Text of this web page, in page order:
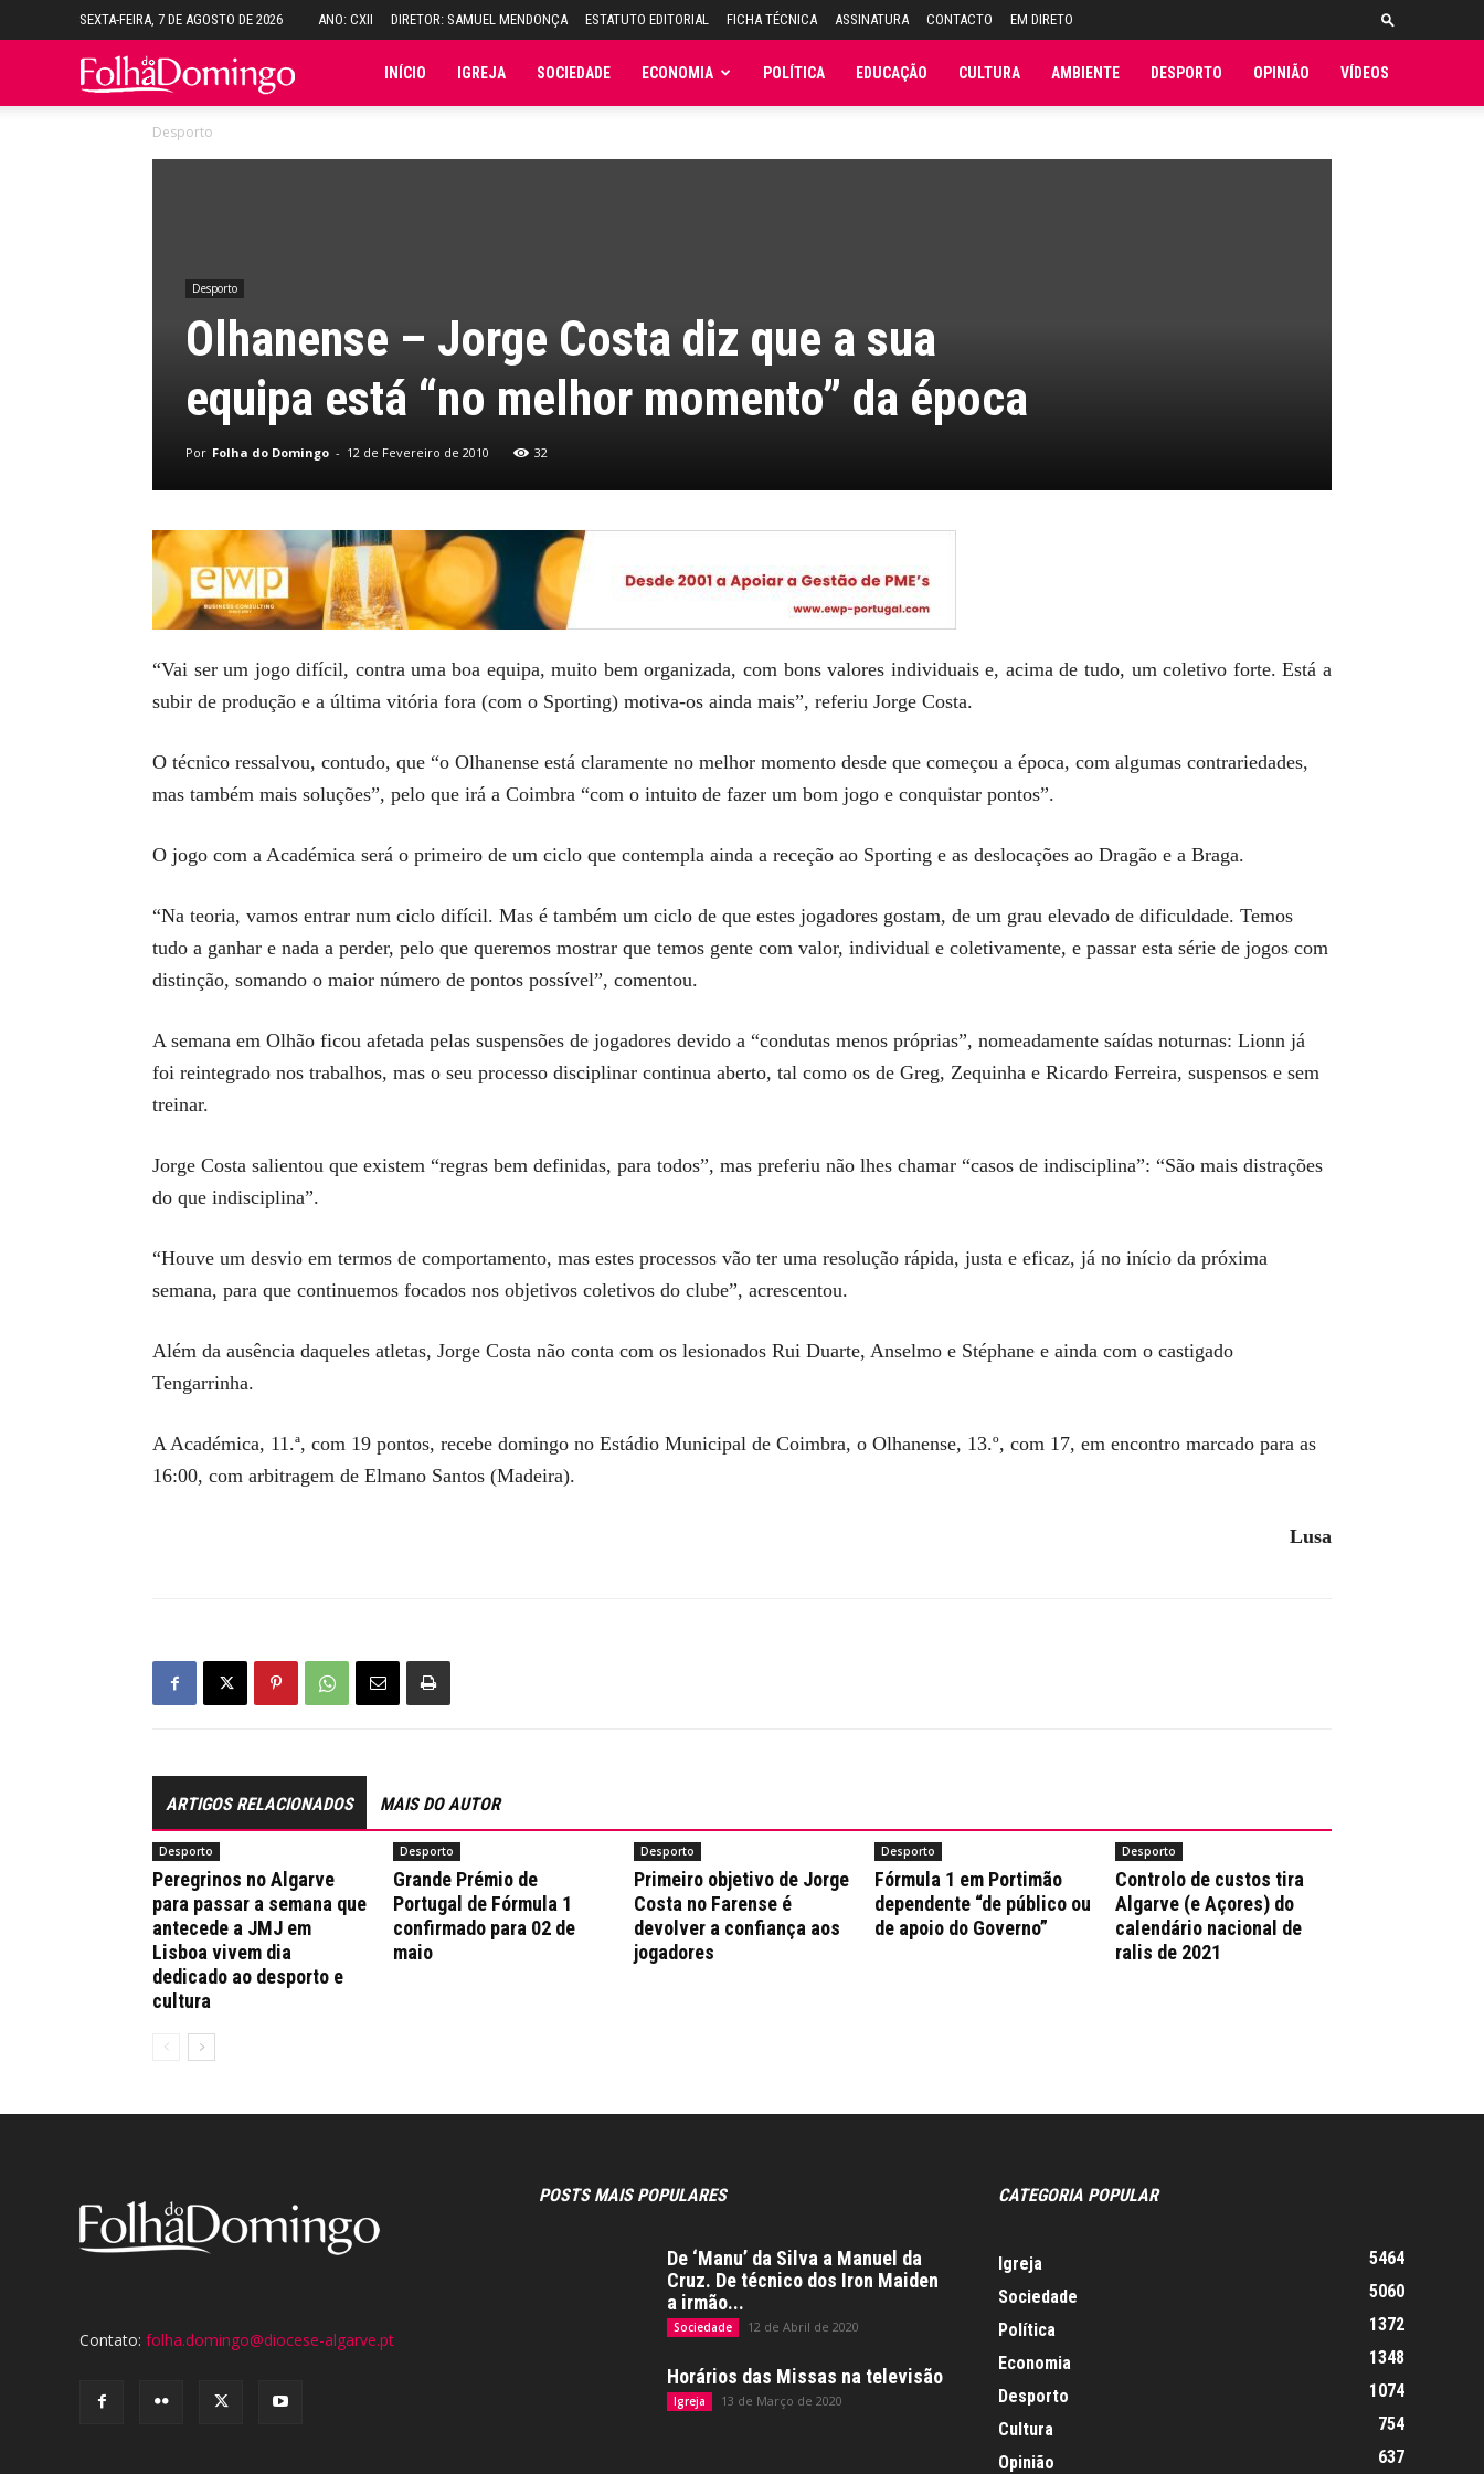
SEXTA-FEIRA, 7 DE AGOSTO DE 2026 ANO: CXII DIRETOR: SAMUEL MENDONÇA ESTATUTO EDITORIAL FICHA TÉCNICA ASSINATURA CONTACTO EM DIRETO
Folha INÍCIO IGREJA SOCIEDADE ECONOMIA POLÍTICA EDUCAÇÃO CULTURA AMBIENTE DESPORTO OPINIÃO VÍDEOS
Desporto
Desporto
Olhanense – Jorge Costa diz que a sua
equipa está “no melhor momento” da época
Por Folha do Domingo - 12 de Fevereiro de 2010 32
“Vai ser um jogo difícil, contra uma boa equipa, muito bem organizada, com bons valores individuais e, acima de tudo, um coletivo forte. Está a
subir de produção e a última vitória fora (com o Sporting) motiva-os ainda mais”, referiu Jorge Costa.
O técnico ressalvou, contudo, que “o Olhanense está claramente no melhor momento desde que começou a época, com algumas contrariedades,
mas também mais soluções”, pelo que irá a Coimbra “com o intuito de fazer um bom jogo e conquistar pontos”.
O jogo com a Académica será o primeiro de um ciclo que contempla ainda a receção ao Sporting e as deslocações ao Dragão e a Braga.
“Na teoria, vamos entrar num ciclo difícil. Mas é também um ciclo de que estes jogadores gostam, de um grau elevado de dificuldade. Temos
tudo a ganhar e nada a perder, pelo que queremos mostrar que temos gente com valor, individual e coletivamente, e passar esta série de jogos com
distinção, somando o maior número de pontos possível”, comentou.
A semana em Olhão ficou afetada pelas suspensões de jogadores devido a “condutas menos próprias”, nomeadamente saídas noturnas: Lionn já
foi reintegrado nos trabalhos, mas o seu processo disciplinar continua aberto, tal como os de Greg, Zequinha e Ricardo Ferreira, suspensos e sem
treinar.
Jorge Costa salientou que existem “regras bem definidas, para todos”, mas preferiu não lhes chamar “casos de indisciplina”: “São mais distrações
do que indisciplina”.
“Houve um desvio em termos de comportamento, mas estes processos vão ter uma resolução rápida, justa e eficaz, já no início da próxima
semana, para que continuemos focados nos objetivos coletivos do clube”, acrescentou.
Além da ausência daqueles atletas, Jorge Costa não conta com os lesionados Rui Duarte, Anselmo e Stéphane e ainda com o castigado
Tengarrinha.
A Académica, 11.ª, com 19 pontos, recebe domingo no Estádio Municipal de Coimbra, o Olhanense, 13.º, com 17, em encontro marcado para as
16:00, com arbitragem de Elmano Santos (Madeira).
Lusa
ARTIGOS RELACIONADOS MAIS DO AUTOR
Desporto
Peregrinos no Algarve
para passar a semana que
antecede a JMJ em
Lisboa vivem dia
dedicado ao desporto e
cultura
Desporto
Grande Prémio de
Portugal de Fórmula 1
confirmado para 02 de
maio
Desporto
Primeiro objetivo de Jorge
Costa no Farense é
devolver a confiança aos
jogadores
Desporto
Fórmula 1 em Portimão
dependente “de público ou
de apoio do Governo”
Desporto
Controlo de custos tira
Algarve (e Açores) do
calendário nacional de
ralis de 2021
Contato: folha.domingo@diocese-algarve.pt
POSTS MAIS POPULARES
De ‘Manu’ da Silva a Manuel da
Cruz. De técnico dos Iron Maiden
a irmão...
Sociedade 12 de Abril de 2020
Horários das Missas na televisão
Igreja 13 de Março de 2020
CATEGORIA POPULAR
Igreja
5464
Sociedade
5060
Política
1372
Economia
1348
Desporto
1074
Cultura
754
Opinião
637